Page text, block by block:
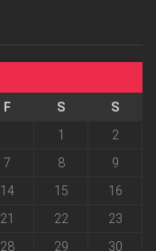
F S
S
1
2
7 8
9
14 15
16
21 22
23
28 29
30